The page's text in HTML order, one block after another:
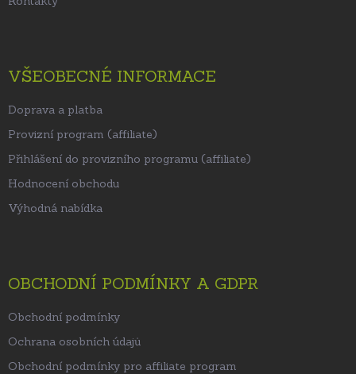
VŠEOBECNÉ INFORMACE
Doprava a platba
Provizní program (affiliate)
Přihlášení do provizního programu (affiliate)
Hodnocení obchodu
Výhodná nabídka
OBCHODNÍ PODMÍNKY A GDPR
Obchodní podmínky
Ochrana osobních údajů
Obchodní podmínky pro affiliate program